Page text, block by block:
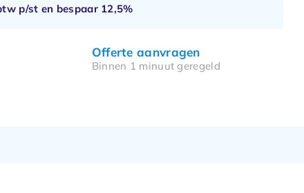
p/st en bespaar 12,5%
Offerte aanvragen
Binnen 1 minuut geregeld